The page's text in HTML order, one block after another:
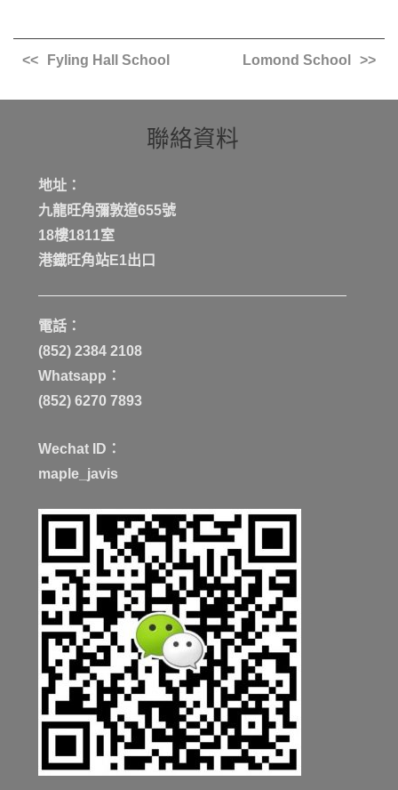
Fyling Hall School Lomond School
聯絡資料
地址：
九龍旺角彌敦道655號
18樓1811室
港鐡旺角站E1出口
電話：
(852) 2384 2108
Whatsapp：
(852) 6270 7893
Wechat ID：
maple_javis